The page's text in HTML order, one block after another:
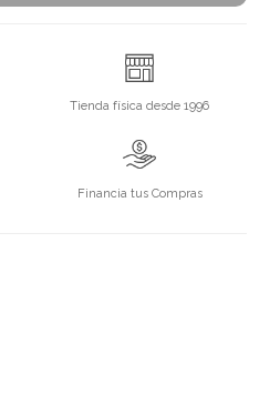
Tienda física desde 1996
Financia tus Compras